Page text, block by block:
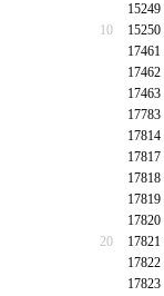
15249
10
15250
17461
17462
17463
17783
17814
17817
17818
17819
17820
20
17821
17822
17823